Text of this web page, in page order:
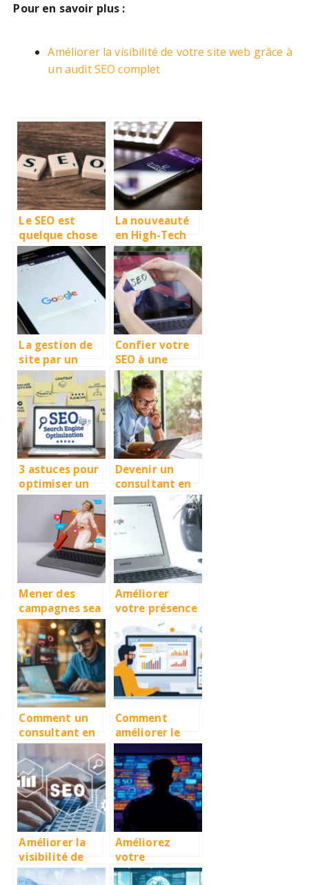
Pour en savoir plus :
Améliorer la visibilité de votre site web grâce à
un audit SEO complet
Le SEO est
quelque chose
qui a son poids
sur votre
La nouveauté
en High-Tech
pour cette
année 2020
La gestion de
site par un
référenceur
professionnel,
comment ça
marche ?
Confier votre
SEO à une
équipe
d’experts
3 astuces pour
optimiser un
texte pour le
Devenir un
consultant en
référencement
, le nécessaire
à savoir
Mener des
campagnes sea
avec succes :
les meilleures
pratiques pour
ameliorer la
visibilite
Améliorer
votre présence
en ligne grâce
à des services
d’optimisation
personnalisés
Comment un
consultant en
référencement
naturel peut
améliorer la
visibilité de
votre PME
Comment
améliorer le
classement de
votre site
grâce à l’audit
SEO et aux
stratégies de
l’Agence
Hyperion
Améliorer la
visibilité de
votre site web
Améliorez
votre
stratégie SEO